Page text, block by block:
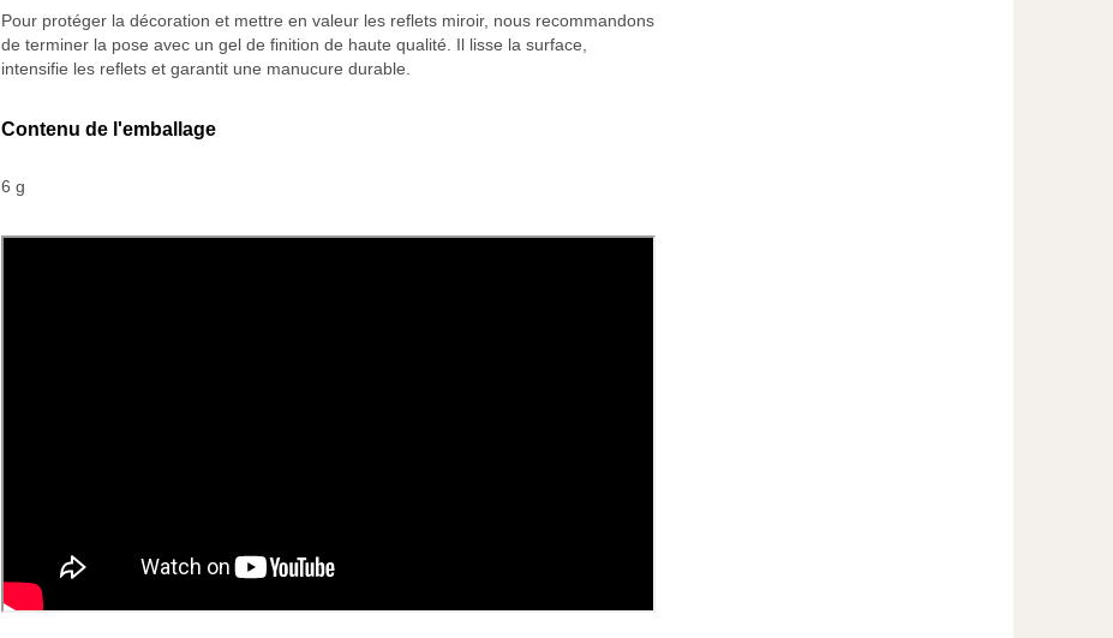
Pour protéger la décoration et mettre en valeur les reflets miroir, nous recommandons
de terminer la pose avec un gel de finition de haute qualité. Il lisse la surface,
intensifie les reflets et garantit une manucure durable.
Contenu de l'emballage
6 g